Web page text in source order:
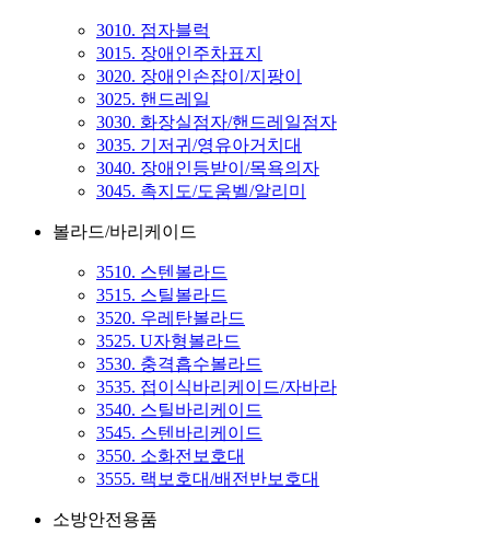
3010. 점자블럭
3015. 장애인주차표지
3020. 장애인손잡이/지팡이
3025. 핸드레일
3030. 화장실점자/핸드레일점자
3035. 기저귀/영유아거치대
3040. 장애인등받이/목욕의자
3045. 촉지도/도움벨/알리미
볼라드/바리케이드
3510. 스텐볼라드
3515. 스틸볼라드
3520. 우레탄볼라드
3525. U자형볼라드
3530. 충격흡수볼라드
3535. 접이식바리케이드/자바라
3540. 스틸바리케이드
3545. 스텐바리케이드
3550. 소화전보호대
3555. 랙보호대/배전반보호대
소방안전용품